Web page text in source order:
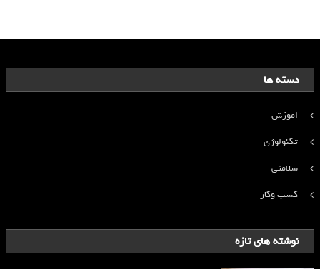
دسته ها
اموزش
تکنولوژی
سلامتی
کسب وکار
نوشته های تازه